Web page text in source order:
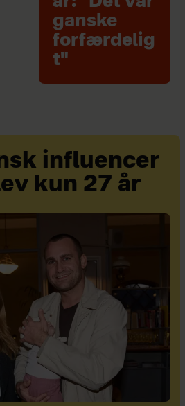
ganske
forfærdelig
t"
influencer
kun 27 år